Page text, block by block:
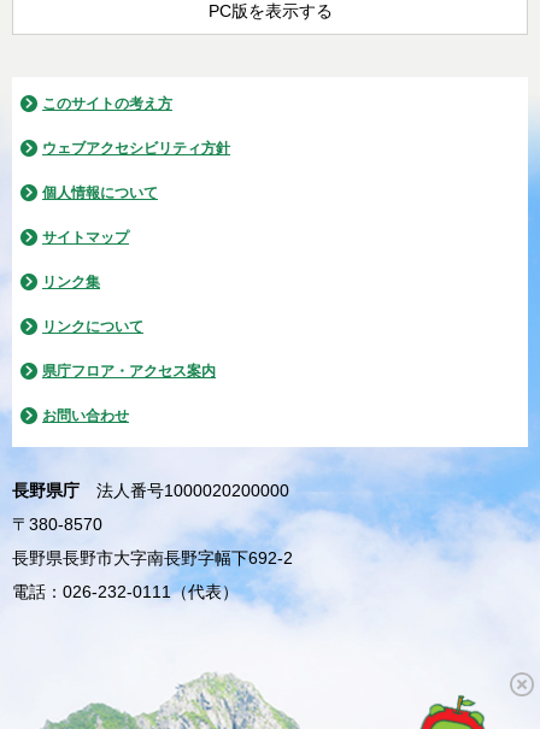
PC版を表示する
このサイトの考え方
ウェブアクセシビリティ方針
個人情報について
サイトマップ
リンク集
リンクについて
県庁フロア・アクセス案内
お問い合わせ
長野県庁
法人番号1000020200000
〒380-8570
長野県長野市大字南長野字幅下692-2
電話：026-232-0111（代表）